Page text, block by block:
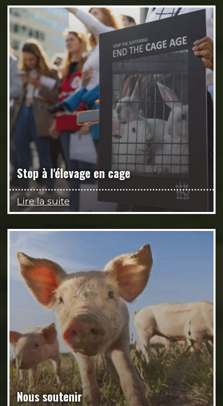
Stop à l'élevage en cage
Lire la suite
Nous soutenir